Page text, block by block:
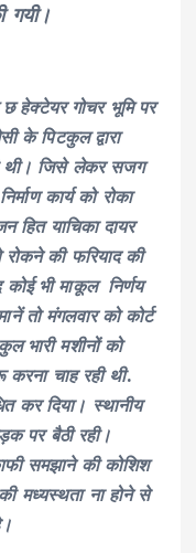
गयी।
हेक्टेयर गोचर भूमि पर
के पिटकुल द्वारा
थी। जिसे लेकर सजग
कार्य को रोका
हित याचिका दायर
की फरियाद की
कोई भी माकूल निर्णय
तो मंगलवार को कोर्ट
भारी मशीनों को
करना चाह रही थी.
कर दिया। स्थानीय
पर बैठी रही।
समझाने की कोशिश
मध्यस्थता ना होने से